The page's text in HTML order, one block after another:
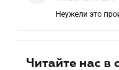
Неужели это
Читайте нас в